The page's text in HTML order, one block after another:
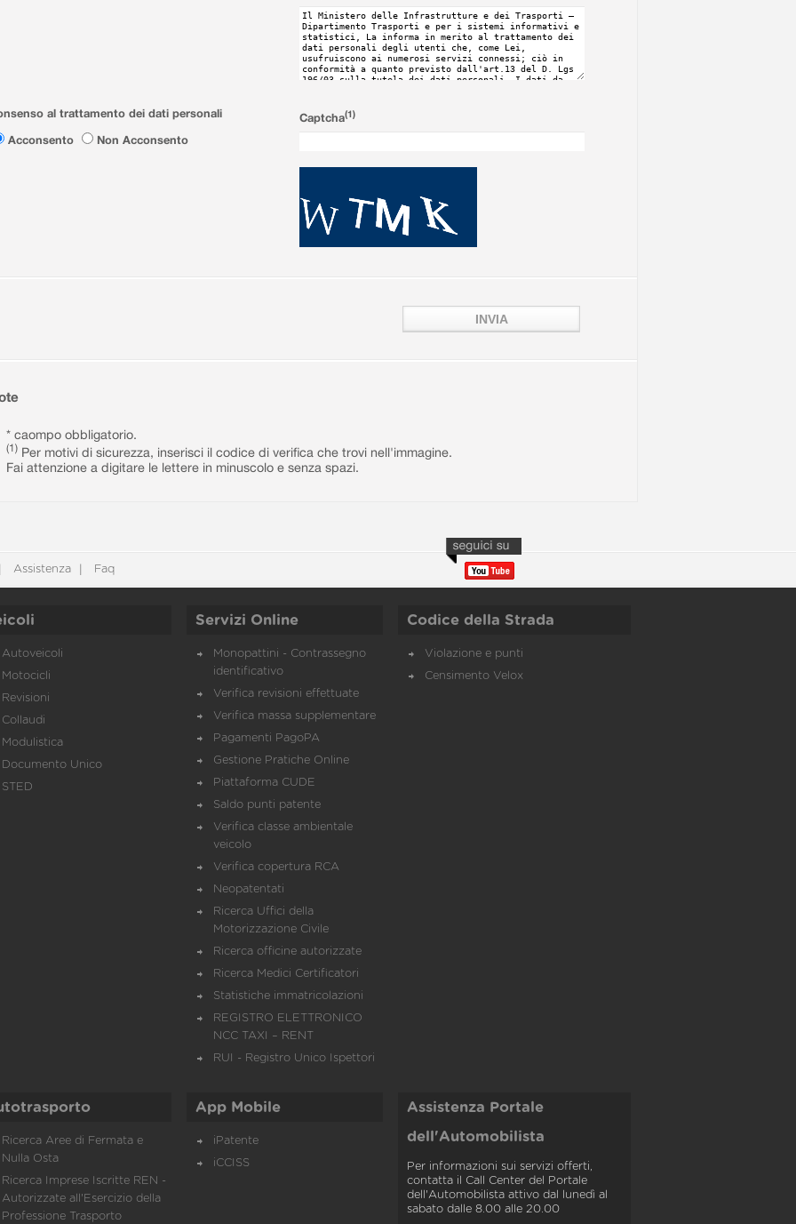
al trattamento dei dati personali
Acconsento
Non Acconsento
Captcha(1)
* caompo obbligatorio.
(1) Per motivi di sicurezza, inserisci il codice di verifica che trovi nell'immagine.
Fai attenzione a digitare le lettere in minuscolo e senza spazi.
Assistenza Faq
Autoveicoli
Motocicli
Revisioni
Collaudi
Modulistica
Documento Unico
STED
Servizi Online
Monopattini - Contrassegno
identificativo
Verifica revisioni effettuate
Verifica massa supplementare
Pagamenti PagoPA
Gestione Pratiche Online
Piattaforma CUDE
Saldo punti patente
Verifica classe ambientale
veicolo
Verifica copertura RCA
Neopatentati
Ricerca Uffici della
Motorizzazione Civile
Ricerca officine autorizzate
Ricerca Medici Certificatori
Statistiche immatricolazioni
REGISTRO ELETTRONICO
NCC TAXI – RENT
RUI - Registro Unico Ispettori
Codice della Strada
Violazione e punti
Censimento Velox
Ricerca Aree di Fermata e
Nulla Osta
Ricerca Imprese Iscritte REN -
Autorizzate all'Esercizio della
Professione Trasporto
App Mobile
iPatente
iCCISS
Assistenza Portale
dell'Automobilista
Per informazioni sui servizi offerti,
contatta il Call Center del Portale
dell'Automobilista attivo dal lunedì al
sabato dalle 8.00 alle 20.00